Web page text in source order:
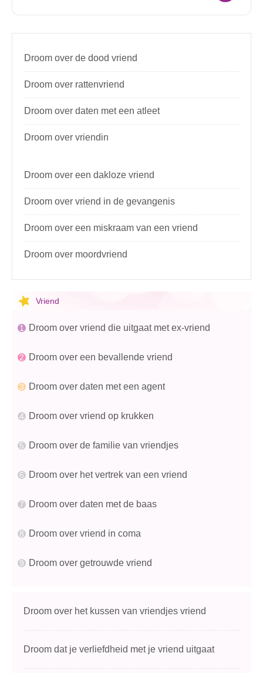
Droom over de dood vriend
Droom over rattenvriend
Droom over daten met een atleet
Droom over vriendin
Droom over een dakloze vriend
Droom over vriend in de gevangenis
Droom over een miskraam van een vriend
Droom over moordvriend
Vriend
Droom over vriend die uitgaat met ex-vriend
Droom over een bevallende vriend
Droom over daten met een agent
Droom over vriend op krukken
Droom over de familie van vriendjes
Droom over het vertrek van een vriend
Droom over daten met de baas
Droom over vriend in coma
Droom over getrouwde vriend
Droom over het kussen van vriendjes vriend
Droom dat je verliefdheid met je vriend uitgaat